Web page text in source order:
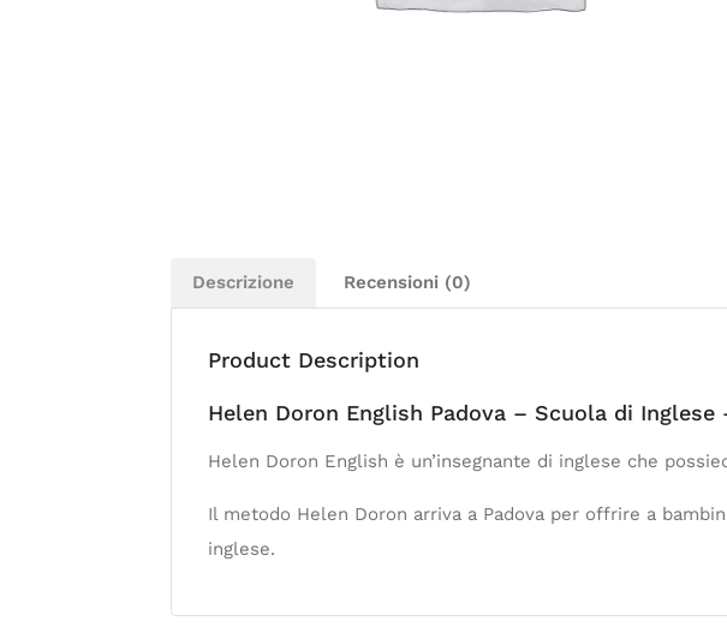
Descrizione Recensioni (0)
Product Description
Helen Doron English Padova – Scuola di Inglese
Helen Doron English è un’insegnante di inglese che
Il metodo Helen Doron arriva a Padova per offrire a
inglese.